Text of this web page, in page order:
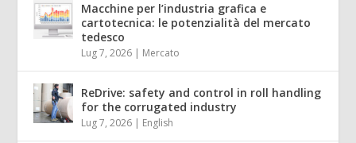
Macchine per l’industria grafica e
cartotecnica: le potenzialità del mercato
tedesco
Lug 7, 2026 | Mercato
ReDrive: safety and control in roll handling
for the corrugated industry
Lug 7, 2026 | English